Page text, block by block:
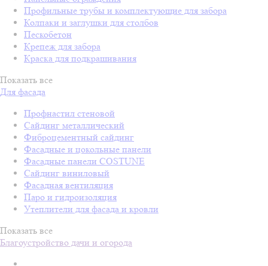
Профильные трубы и комплектующие для забора
Колпаки и заглушки для столбов
Пескобетон
Крепеж для забора
Краска для подкрашивания
Показать все
Для фасада
Профнастил стеновой
Сайдинг металлический
Фиброцементный сайдинг
Фасадные и цокольные панели
Фасадные панели COSTUNE
Сайдинг виниловый
Фасадная вентиляция
Паро и гидроизоляция
Утеплители для фасада и кровли
Показать все
Благоустройство дачи и огорода